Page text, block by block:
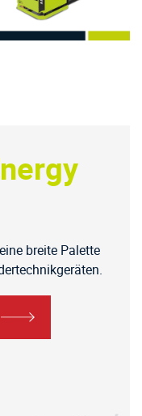
breite Palette